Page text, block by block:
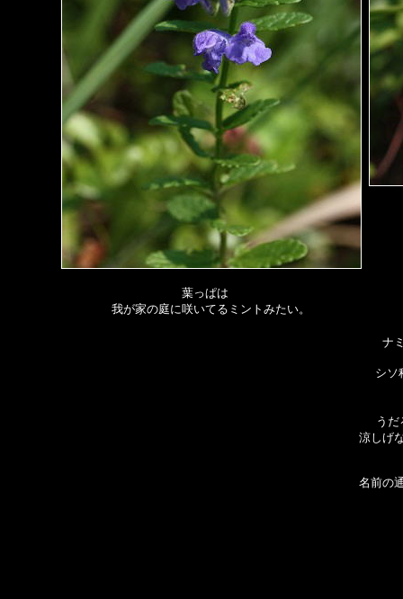
葉っぱは
我が家の庭に咲いてるミントみたい。
ナ
シ
う
涼しげ
名前の